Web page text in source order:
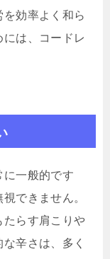
効率よく和ら
は、コードレ
に一般的です
できません。
たらす肩こりや
辛さは、多く